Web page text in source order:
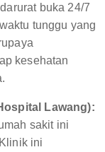
buka 24/7
tunggu yang
kesehatan
Lawang):
sakit ini
ini